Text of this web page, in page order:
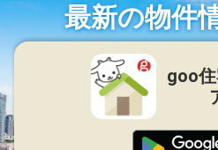
最新の物件
goo